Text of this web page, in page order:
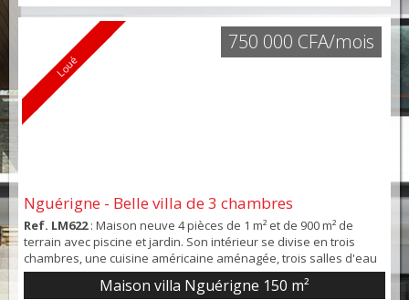
Loué
Nguérigne - Belle villa de 3 chambres
Ref. LM622: Maison neuve 4 pièces de 1 m² et de 900 m² de
terrain avec piscine et jardin. Son intérieur se divise en trois
chambres, une cuisine américaine aménagée, trois salles d'eau
et quatre toilettes. En complément, on trouve une terrasse et
une place de parking. Vue sur un jardin.
Maison villa Nguérigne 150 m²
750 000 CFA/mois